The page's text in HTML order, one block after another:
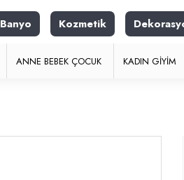
Banyo Kozmetik
ANNE BEBEK ÇOCUK KADIN GIYIM